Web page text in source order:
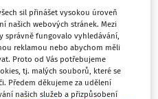
restauraci jednoho
dopoledne v hotelovém
sil přinášet vysokou úroveň
našich webových stránek. Mezi
správně fungovalo vyhledávání,
reklamou nebo abychom měli
Proto od Vás potřebujeme
tj. malých souborů, které se
Předem děkujeme za udělení
našich služeb a přizpůsobení